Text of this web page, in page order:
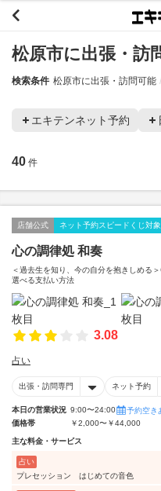
松原市に出張・訪
検索条件 松原市に出張・訪問可能
エキテンネット予約
40 件
店舗公式 ネット予約スピードくじ対
心の調律処 和奏
＜過去生を知り、今の自分を抱きしめ
選べる支払い方法
3.08
占い
出張・訪問専門 ネット予約
本日の営業状況 9:00〜24:00
予約空き
価格帯
￥2,000〜￥44,000
主な料金・サービス
占い
プレセッション はじめての音色